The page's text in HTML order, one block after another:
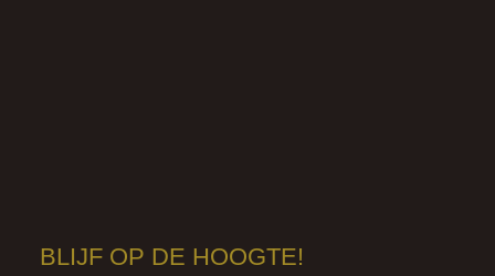
BLIJF OP DE HOOGTE!